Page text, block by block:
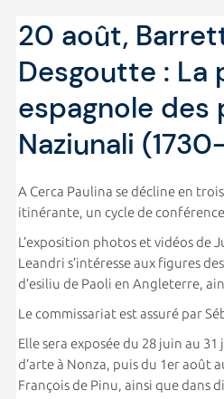
20 août,
Desgoutte : La
espagnole des
Naziunali
A Cerca Paulina se décline en
itinérante, un cycle de
L’exposition photos et vidéos de
Leandri s’intéresse aux figures
d’esiliu de Paoli en Angleterre,
Le commissariat est assuré par
Elle sera exposée du 28 juin au
d’arte à Nonza, puis du 1er août
François de Pinu, ainsi que dans